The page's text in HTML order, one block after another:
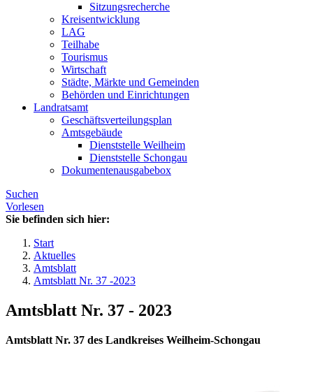
Sitzungsrecherche
Kreisentwicklung
LAG
Teilhabe
Tourismus
Wirtschaft
Städte, Märkte und Gemeinden
Behörden und Einrichtungen
Landratsamt
Geschäftsverteilungsplan
Amtsgebäude
Dienststelle Weilheim
Dienststelle Schongau
Dokumentenausgabebox
Suchen
Vorlesen
Sie befinden sich hier:
Start
Aktuelles
Amtsblatt
Amtsblatt Nr. 37 -2023
Amtsblatt Nr. 37 - 2023
Amtsblatt Nr. 37 des Landkreises Weilheim-Schongau